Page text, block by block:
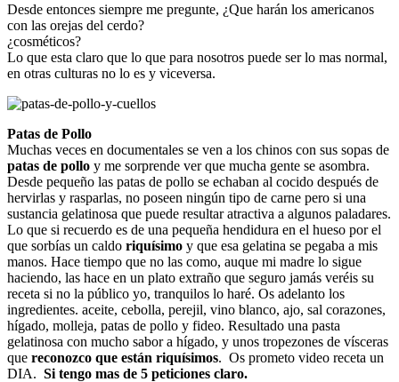
Desde entonces siempre me pregunte, ¿Que harán los americanos
con las orejas del cerdo?
¿cosméticos?
Lo que esta claro que lo que para nosotros puede ser lo mas normal,
en otras culturas no lo es y viceversa.
Patas de Pollo
Muchas veces en documentales se ven a los chinos con sus sopas de
patas de pollo y me sorprende ver que mucha gente se asombra.
Desde pequeño las patas de pollo se echaban al cocido después de
hervirlas y rasparlas, no poseen ningún tipo de carne pero si una
sustancia gelatinosa que puede resultar atractiva a algunos paladares.
Lo que si recuerdo es de una pequeña hendidura en el hueso por el
que sorbías un caldo riquísimo y que esa gelatina se pegaba a mis
manos. Hace tiempo que no las como, auque mi madre lo sigue
haciendo, las hace en un plato extraño que seguro jamás veréis su
receta si no la público yo, tranquilos lo haré. Os adelanto los
ingredientes. aceite, cebolla, perejil, vino blanco, ajo, sal corazones,
hígado, molleja, patas de pollo y fideo. Resultado una pasta
gelatinosa con mucho sabor a hígado, y unos tropezones de vísceras
que reconozco que están riquísimos. Os prometo video receta un
DIA. Si tengo mas de 5 peticiones claro.